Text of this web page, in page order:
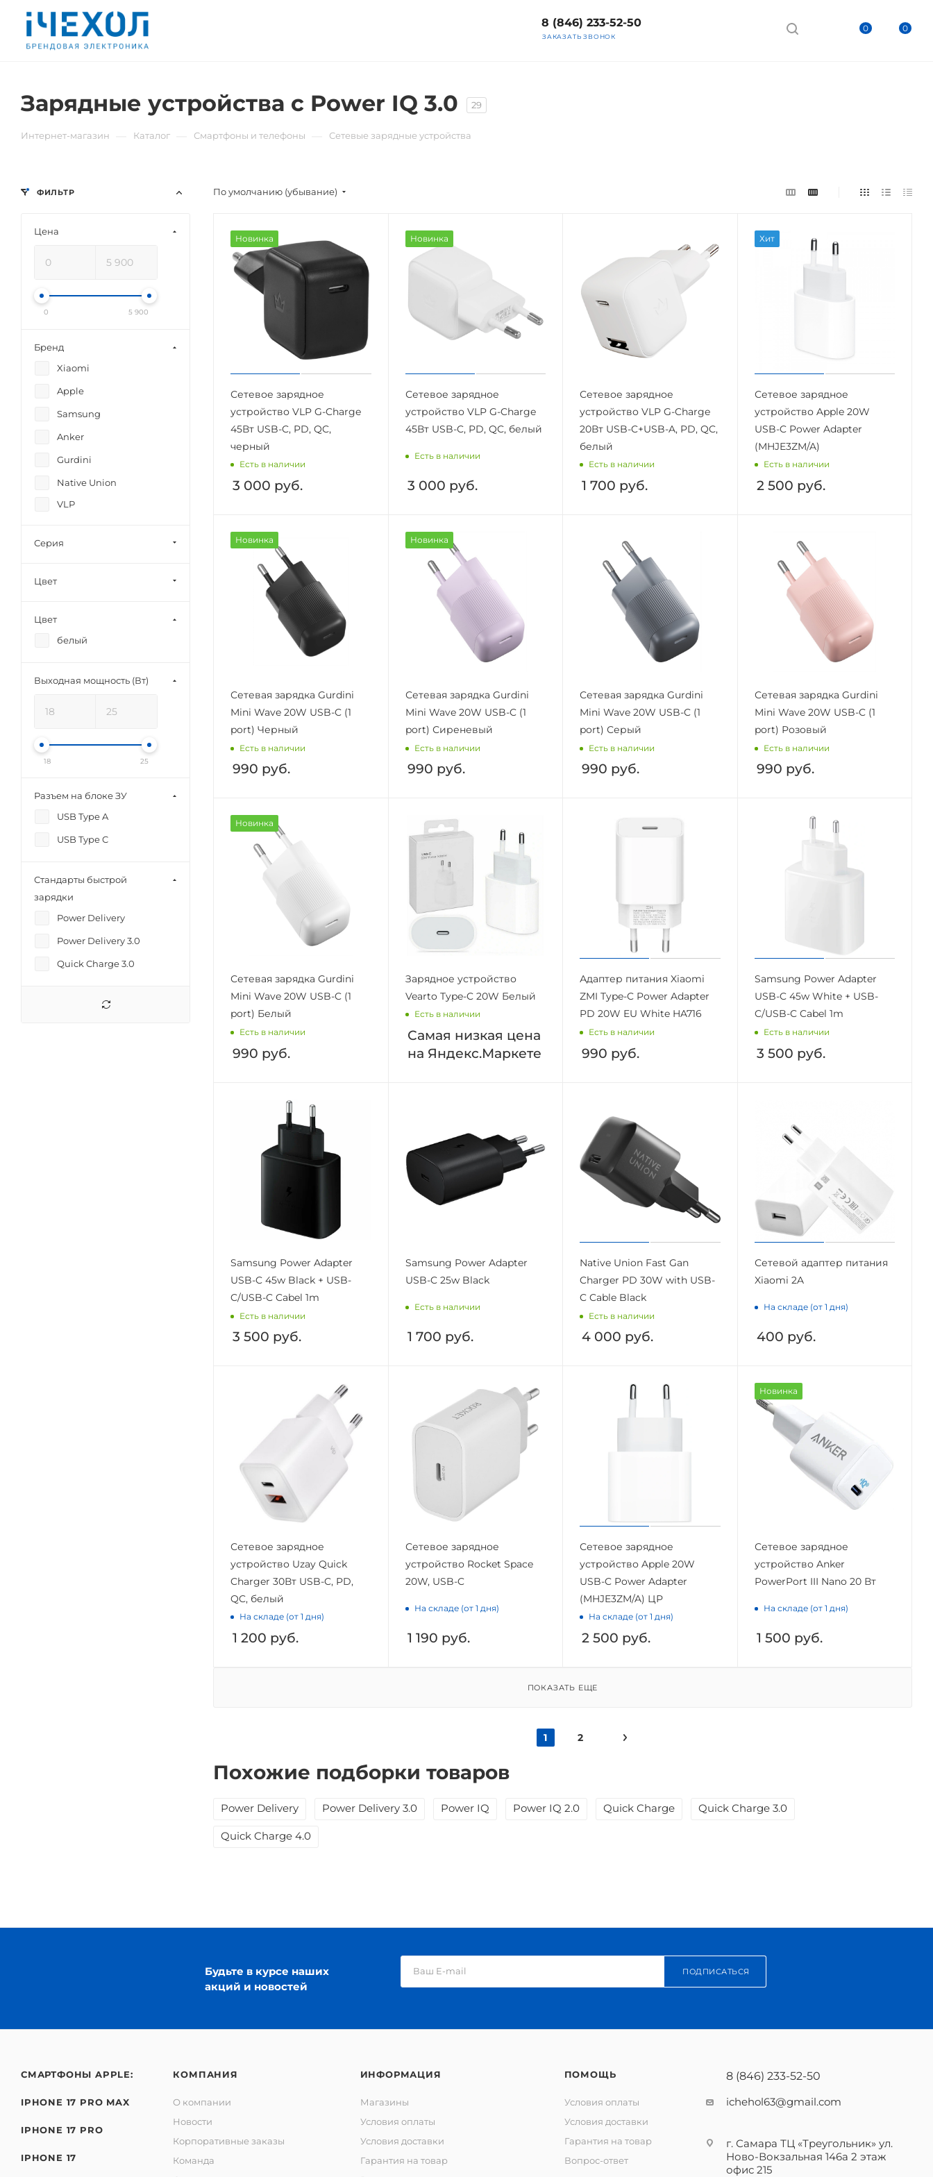
0 0
8 (846) 233-52-50
ЗАКАЗАТЬ ЗВОНОК
Зарядные устройства с Power IQ 3.0 29
Интернет-магазин Каталог Смартфоны и телефоны Сетевые зарядные устройства
По умолчанию (убывание)
Новинка
Сетевое зарядное
устройство VLP G-Charge
45Вт USB-C, PD, QC,
черный
Есть в наличии
3 000 руб.
Новинка
Сетевое зарядное
устройство VLP G-Charge
45Вт USB-C, PD, QC, белый
Есть в наличии
3 000 руб.
Сетевое зарядное
устройство VLP G-Charge
20Вт USB-C+USB-A, PD, QC,
белый
Есть в наличии
1 700 руб.
Хит
Сетевое зарядное
устройство Apple 20W
USB-C Power Adapter
(MHJE3ZM/A)
Есть в наличии
2 500 руб.
Новинка
Сетевая зарядка Gurdini
Mini Wave 20W USB-C (1
port) Черный
Есть в наличии
990 руб.
Новинка
Сетевая зарядка Gurdini
Mini Wave 20W USB-C (1
port) Сиреневый
Есть в наличии
990 руб.
Сетевая зарядка Gurdini
Mini Wave 20W USB-C (1
port) Серый
Есть в наличии
990 руб.
Сетевая зарядка Gurdini
Mini Wave 20W USB-C (1
port) Розовый
Есть в наличии
990 руб.
Новинка
Сетевая зарядка Gurdini
Mini Wave 20W USB-C (1
port) Белый
Есть в наличии
990 руб.
Зарядное устройство
Vearto Type-C 20W Белый
Есть в наличии
Самая низкая цена
на Яндекс.Маркете
Адаптер питания Xiaomi
ZMI Type-C Power Adapter
PD 20W EU White HA716
Есть в наличии
990 руб.
Samsung Power Adapter
USB-C 45w White + USB-
C/USB-C Cabel 1m
Есть в наличии
3 500 руб.
Samsung Power Adapter
USB-C 45w Black + USB-
C/USB-C Cabel 1m
Есть в наличии
3 500 руб.
Samsung Power Adapter
USB-C 25w Black
Есть в наличии
1 700 руб.
Native Union Fast Gan
Charger PD 30W with USB-
C Cable Black
Есть в наличии
4 000 руб.
Сетевой адаптер питания
Xiaomi 2A
На складе (от 1 дня)
400 руб.
Сетевое зарядное
устройство Uzay Quick
Charger 30Вт USB-C, PD,
QC, белый
На складе (от 1 дня)
1 200 руб.
Сетевое зарядное
устройство Rocket Space
20W, USB-C
На складе (от 1 дня)
1 190 руб.
Сетевое зарядное
устройство Apple 20W
USB-C Power Adapter
(MHJE3ZM/A) ЦР
На складе (от 1 дня)
2 500 руб.
Новинка
Сетевое зарядное
устройство Anker
PowerPort III Nano 20 Вт
На складе (от 1 дня)
1 500 руб.
ПОКАЗАТЬ ЕЩЕ
1 2
Похожие подборки товаров
Power Delivery Power Delivery 3.0 Power IQ Power IQ 2.0 Quick Charge Quick Charge 3.0
Quick Charge 4.0
ФИЛЬТР
Цена
0 5 900
Бренд
Xiaomi
Apple
Samsung
Anker
Gurdini
Native Union
VLP
Серия
Цвет
Цвет
белый
Выходная мощность (Вт)
18 25
Разъем на блоке ЗУ
USB Type A
USB Type C
Стандарты быстрой
зарядки
Power Delivery
Power Delivery 3.0
Quick Charge 3.0
Будьте в курсе наших
акций и новостей
ПОДПИСАТЬСЯ
СМАРТФОНЫ APPLE:
IPHONE 17 PRO MAX
IPHONE 17 PRO
IPHONE 17
КОМПАНИЯ
О компании
Новости
Корпоративные заказы
Команда
ИНФОРМАЦИЯ
Магазины
Условия оплаты
Условия доставки
Гарантия на товар
ПОМОЩЬ
Условия оплаты
Условия доставки
Гарантия на товар
Вопрос-ответ
8 (846) 233-52-50
ichehol63@gmail.com
г. Самара ТЦ «Треугольник» ул.
Ново-Вокзальная 146а 2 этаж
офис 215